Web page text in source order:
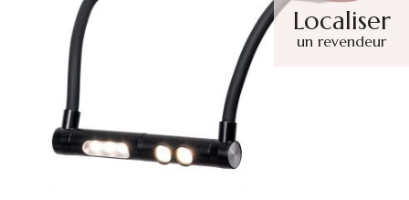
Localiser
un revendeur